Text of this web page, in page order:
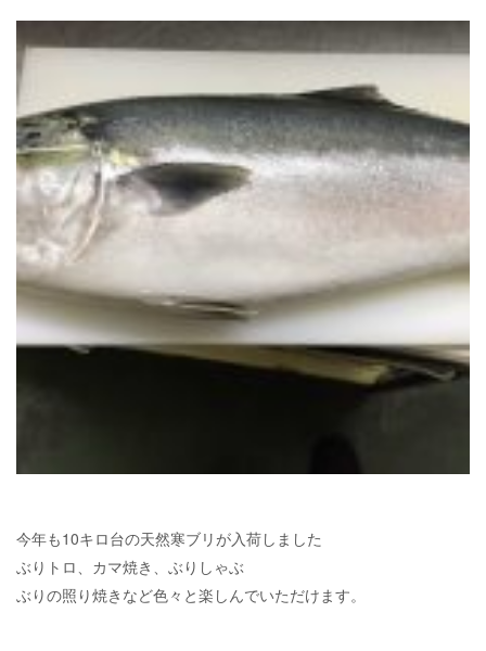
今年も10キロ台の天然寒ブリが入荷しました
ぶりトロ、カマ焼き、ぶりしゃぶ
ぶりの照り焼きなど色々と楽しんでいただけます。